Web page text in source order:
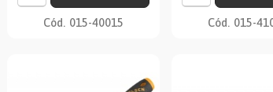
Cód. 015-40015 Cód. 015-